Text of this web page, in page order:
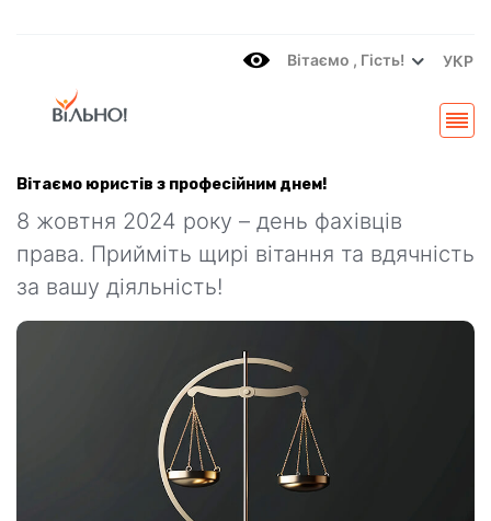
Вітаємo , Гість! УКР
Вітаємо юристів з професійним днем!
8 жовтня 2024 року – день фахівців
права. Прийміть щирі вітання та вдячність
за вашу діяльність!